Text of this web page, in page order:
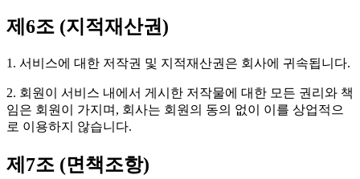
제6조 (지적재산권)
1. 서비스에 대한 저작권 및 지적재산권은 회사에 귀속됩니다.
2. 회원이 서비스 내에서 게시한 저작물에 대한 모든 권리와 책
임은 회원이 가지며, 회사는 회원의 동의 없이 이를 상업적으
로 이용하지 않습니다.
제7조 (면책조항)